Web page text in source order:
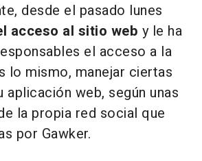
desde el pasado lunes
acceso al sitio web y le ha
el acceso a la
lo mismo, manejar ciertas
aplicación web, según unas
la propia red social que
por Gawker.